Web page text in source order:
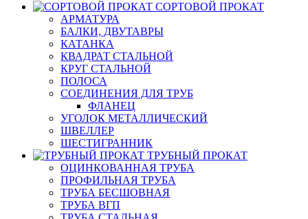
СОРТОВОЙ ПРОКАТ
АРМАТУРА
БАЛКИ, ДВУТАВРЫ
КАТАНКА
КВАДРАТ СТАЛЬНОЙ
КРУГ СТАЛЬНОЙ
ПОЛОСА
СОЕДИНЕНИЯ ДЛЯ ТРУБ
ФЛАНЕЦ
УГОЛОК МЕТАЛЛИЧЕСКИЙ
ШВЕЛЛЕР
ШЕСТИГРАННИК
ТРУБНЫЙ ПРОКАТ
ОЦИНКОВАННАЯ ТРУБА
ПРОФИЛЬНАЯ ТРУБА
ТРУБА БЕСШОВНАЯ
ТРУБА ВГП